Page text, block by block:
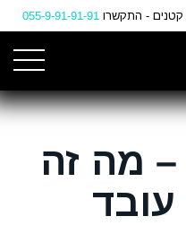
קטנים - התקשרו 055-9-91-91-91
OTP SMS – מה זה
עובד